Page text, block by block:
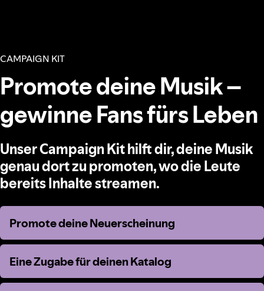
CAMPAIGN KIT
Promote deine Musik –
gewinne Fans fürs Leben
Unser Campaign Kit hilft dir, deine Musik
genau dort zu promoten, wo die Leute
bereits Inhalte streamen.
Promote deine Neuerscheinung
Promote deine Neuerscheinung
Eine Zugabe für deinen Katalog
Eine Zugabe für deinen Katalog